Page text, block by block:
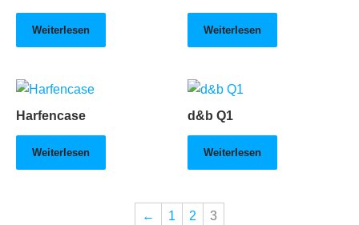
Weiterlesen Weiterlesen
Harfencase
Weiterlesen
d&b Q1
Weiterlesen
← 1 2 3